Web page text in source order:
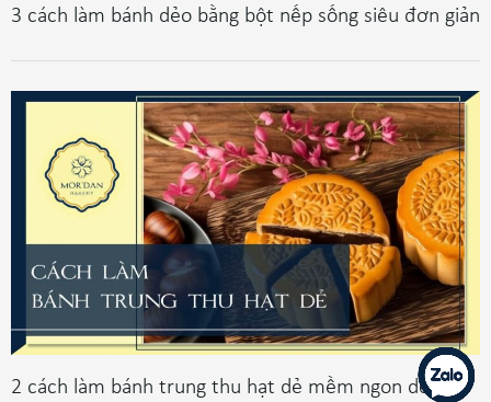
3 cách làm bánh dẻo bằng bột nếp sống siêu đơn giản
2 cách làm bánh trung thu hạt dẻ mềm ngon dẻo